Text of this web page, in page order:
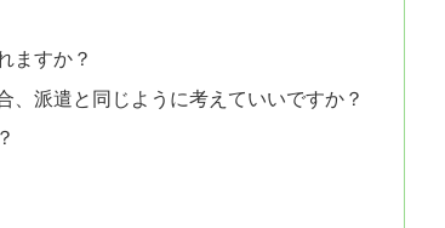
ますか？
、派遣と同じように考えていいですか？